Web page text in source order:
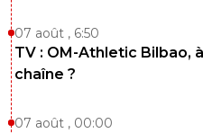
07 août , 6:50
TV : OM-Athletic Bilbao,
chaîne ?
07 août , 00:00